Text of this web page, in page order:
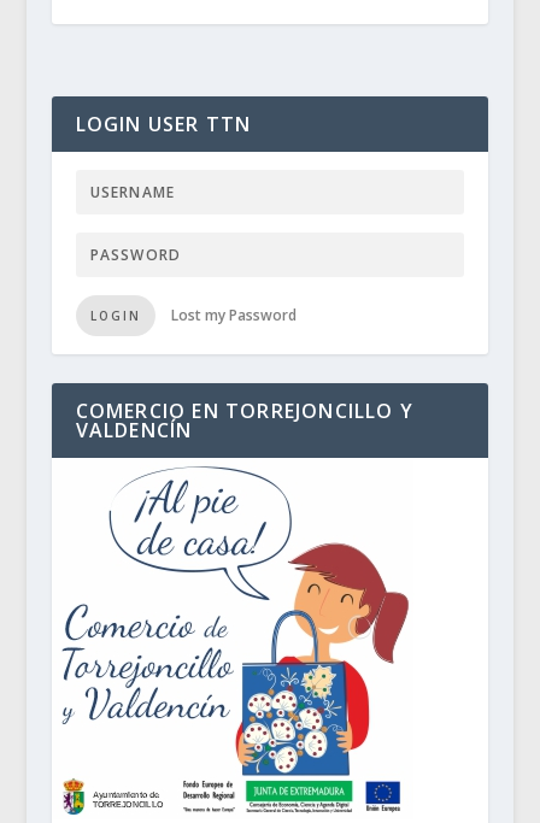
LOGIN USER TTN
LOGIN Lost my Password
COMERCIO EN TORREJONCILLO Y
VALDENCÍN